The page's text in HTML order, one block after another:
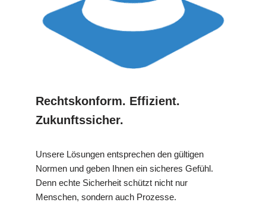
Rechtskonform. Effizient.
Zukunftssicher.
Unsere Lösungen entsprechen den gültigen
Normen und geben Ihnen ein sicheres Gefühl.
Denn echte Sicherheit schützt nicht nur
Menschen, sondern auch Prozesse.